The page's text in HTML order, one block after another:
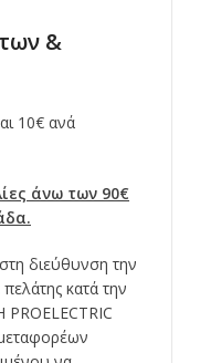
&
10€ ανά
άνω των 90€
διεύθυνση την
κατά την